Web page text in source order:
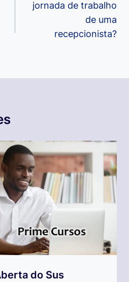
jornada de trabalho
de uma
recepcionista?
do Sus